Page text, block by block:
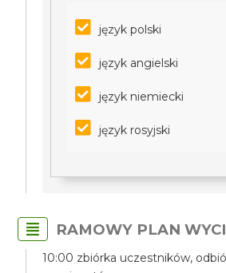
język polski
język angielski
język niemiecki
język rosyjski
RAMOWY PLAN
10:00 zbiórka uczestników,